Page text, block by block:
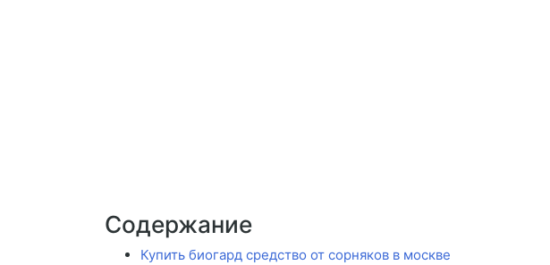
Содержание
Купить биогард средство от сорняков в москве